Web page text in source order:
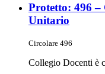
Protetto: 496 –
Unitario
Circolare 496
Collegio Docenti è